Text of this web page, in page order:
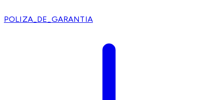
POLIZA_DE_GARANTIA